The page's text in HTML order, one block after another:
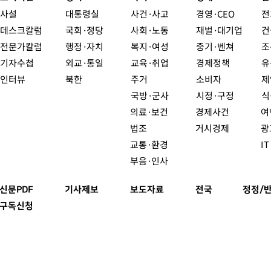
사설
데스크칼럼
전문가칼럼
기자수첩
인터뷰
대통령실
국회·정당
행정·자치
외교·통일
북한
사건·사고
사회·노동
복지·여성
교육·취업
주거
국방·군사
의료·보건
법조
교통·환경
부음·인사
경영·CEO
재벌·대기업
중기·벤쳐
경제정책
소비자
시정·구정
경제사건
거시경제
신문PDF
구독신청
기사제보 보도자료 전국 정정/